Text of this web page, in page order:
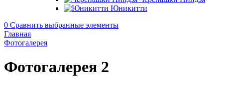
Юникитти
0 Сравнить выбранные элементы
Главная
Фотогалерея
Фотогалерея 2